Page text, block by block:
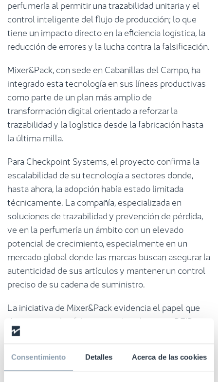
Consentimiento Detalles Acerca de las cookies
perfumería al permitir una trazabilidad unitaria y el
control inteligente del flujo de producción; lo que
tiene un impacto directo en la eficiencia logística, la
reducción de errores y la lucha contra la falsificación.
Mixer&Pack, con sede en Cabanillas del Campo, ha
integrado esta tecnología en sus líneas productivas
como parte de un plan más amplio de
transformación digital orientado a reforzar la
trazabilidad y la logística desde la fabricación hasta
la última milla.
Para Checkpoint Systems, el proyecto confirma la
escalabilidad de su tecnología a sectores donde,
hasta ahora, la adopción había estado limitada
técnicamente. La compañía, especializada en
soluciones de trazabilidad y prevención de pérdida,
ve en la perfumería un ámbito con un elevado
potencial de crecimiento, especialmente en un
mercado global donde las marcas buscan asegurar la
autenticidad de sus artículos y mantener un control
preciso de su cadena de suministro.
La iniciativa de Mixer&Pack evidencia el papel que
desempeñan los fabricantes de soluciones RFID en
la modernización industrial. El Sello EIBT, otorgado
por ANCES, avala proyectos con un componente
claro de I+D+i que apuesten por tecnología
avanzada. Esto permite identificar propuestas